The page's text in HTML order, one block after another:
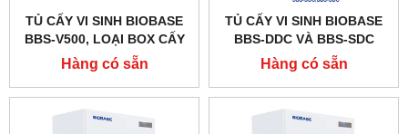
TỦ CẤY VI SINH BIOBASE
BBS-V500, LOẠI BOX CẤY
MINI ĐỂ BÀN
Hàng có sẵn
TỦ CẤY VI SINH BIOBASE
BBS-DDC VÀ BBS-SDC
Hàng có sẵn